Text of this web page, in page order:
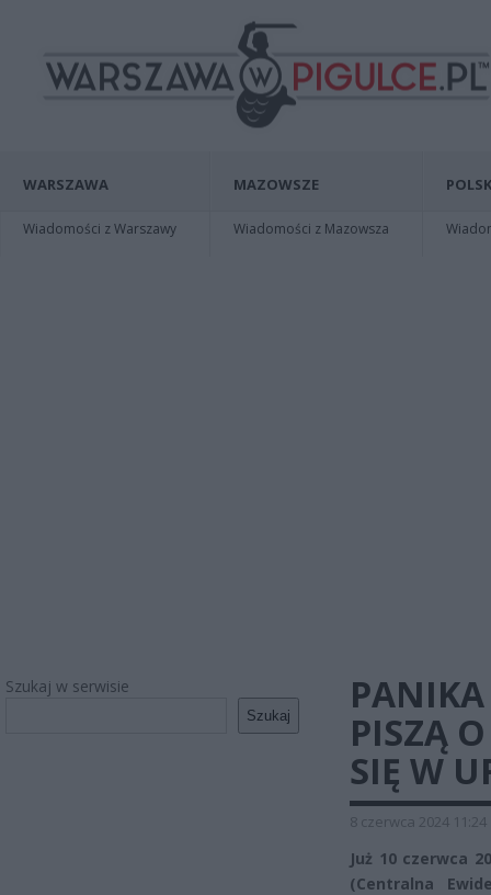
WARSZAWA
Wiadomości z Warszawy
MAZOWSZE
Wiadomości z Mazowsza
Szukaj w serwisie
Szukaj
PISZĄ
SIĘ W
8 czerwca 2024 11:24
Już 10 czerwca
(Centralna